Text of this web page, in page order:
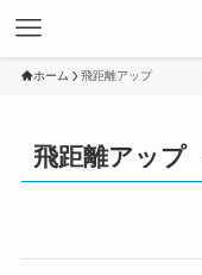
ホーム 飛距離アップ
飛距離アップ